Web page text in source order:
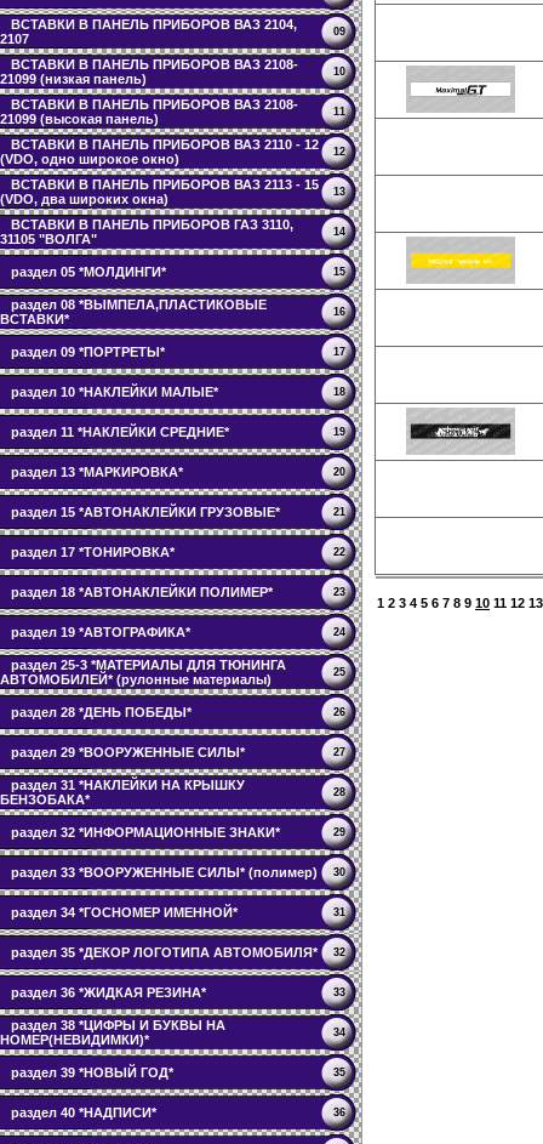
ВСТАВКИ В ПАНЕЛЬ ПРИБОРОВ ВАЗ 2104,
2107
09
ВСТАВКИ В ПАНЕЛЬ ПРИБОРОВ ВАЗ 2108-
21099 (низкая панель)
10
ВСТАВКИ В ПАНЕЛЬ ПРИБОРОВ ВАЗ 2108-
21099 (высокая панель)
11
ВСТАВКИ В ПАНЕЛЬ ПРИБОРОВ ВАЗ 2110 - 12
(VDO, одно широкое окно)
12
ВСТАВКИ В ПАНЕЛЬ ПРИБОРОВ ВАЗ 2113 - 15
(VDO, два широких окна)
13
ВСТАВКИ В ПАНЕЛЬ ПРИБОРОВ ГАЗ 3110,
31105 "ВОЛГА"
14
раздел 05 *МОЛДИНГИ* 15
раздел 08 *ВЫМПЕЛА,ПЛАСТИКОВЫЕ
ВСТАВКИ*
16
раздел 09 *ПОРТРЕТЫ* 17
раздел 10 *НАКЛЕЙКИ МАЛЫЕ* 18
раздел 11 *НАКЛЕЙКИ СРЕДНИЕ* 19
раздел 13 *МАРКИРОВКА* 20
раздел 15 *АВТОНАКЛЕЙКИ ГРУЗОВЫЕ* 21
раздел 17 *ТОНИРОВКА* 22
раздел 18 *АВТОНАКЛЕЙКИ ПОЛИМЕР* 23
раздел 19 *АВТОГРАФИКА* 24
раздел 25-3 *МАТЕРИАЛЫ ДЛЯ ТЮНИНГА
АВТОМОБИЛЕЙ* (рулонные материалы)
25
раздел 28 *ДЕНЬ ПОБЕДЫ* 26
раздел 29 *ВООРУЖЕННЫЕ СИЛЫ* 27
раздел 31 *НАКЛЕЙКИ НА КРЫШКУ
БЕНЗОБАКА*
28
раздел 32 *ИНФОРМАЦИОННЫЕ ЗНАКИ* 29
раздел 33 *ВООРУЖЕННЫЕ СИЛЫ* (полимер) 30
раздел 34 *ГОСНОМЕР ИМЕННОЙ* 31
раздел 35 *ДЕКОР ЛОГОТИПА АВТОМОБИЛЯ* 32
раздел 36 *ЖИДКАЯ РЕЗИНА* 33
раздел 38 *ЦИФРЫ И БУКВЫ НА
НОМЕР(НЕВИДИМКИ)*
34
раздел 39 *НОВЫЙ ГОД* 35
раздел 40 *НАДПИСИ* 36
1 2 3 4 5 6 7 8 9 10 11 12 13